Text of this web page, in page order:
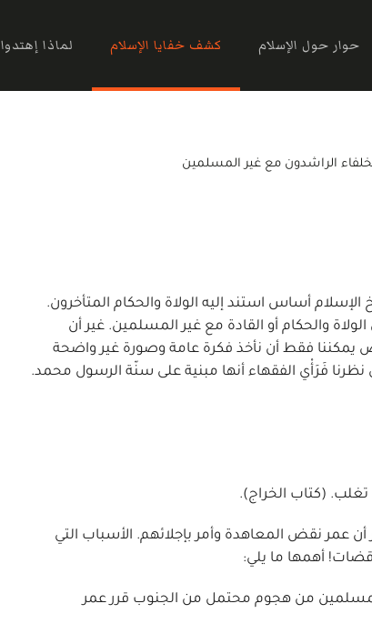
حوار حول الإسلام كشف خفايا الإسلام لماذا إهتدوا
الراشدون مع غير المسلمين
أساس استند إليه الولاة والحكام المتأخرون.
والحكام أو القادة مع غير المسلمين. غير أن
يمكننا فقط أن نأخذ فكرة عامة وصورة غير واضحة
فَرَأْي الفقهاء أنها مبنية على سنّة الرسول محمد.
(كتاب الخراج).
نجران معاهدة مع محمد جددوها مع خليفته أبي بكر(634). غير أن عمر نقض المعاهدة وأمر بإجلائهم. الأسباب التي
أهمها ما يلي:
من هجوم محتمل من الجنوب قرر عمر